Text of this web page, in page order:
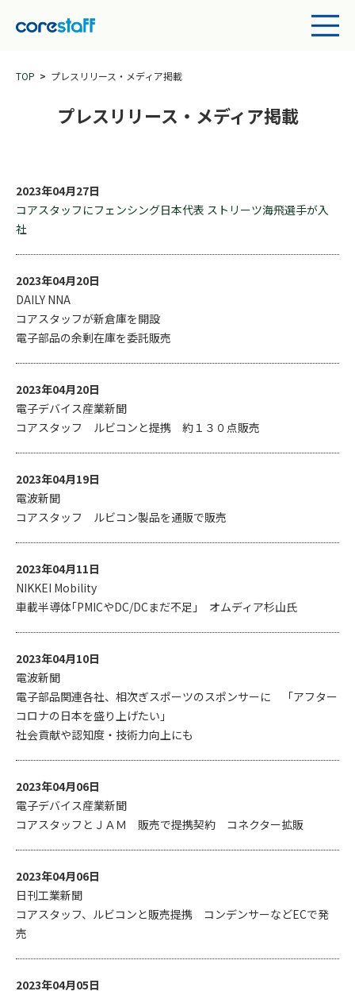
TOP プレスリリース・メディア掲載
プレスリリース・メディア掲載
2023年04月27日
コアスタッフにフェンシング日本代表 ストリーツ海飛選手が入
社
2023年04月20日
DAILY NNA
コアスタッフが新倉庫を開設
電子部品の余剰在庫を委託販売
2023年04月20日
電子デバイス産業新聞
コアスタッフ ルビコンと提携 約１３０点販売
2023年04月19日
電波新聞
コアスタッフ ルビコン製品を通販で販売
2023年04月11日
NIKKEI Mobility
車載半導体｢PMICやDC/DCまだ不足｣ オムディア杉山氏
2023年04月10日
電波新聞
電子部品関連各社、相次ぎスポーツのスポンサーに 「アフター
コロナの日本を盛り上げたい」
社会貢献や認知度・技術力向上にも
2023年04月06日
電子デバイス産業新聞
コアスタッフとＪＡＭ 販売で提携契約 コネクター拡販
2023年04月06日
日刊工業新聞
コアスタッフ、ルビコンと販売提携 コンデンサーなどECで発
売
2023年04月05日